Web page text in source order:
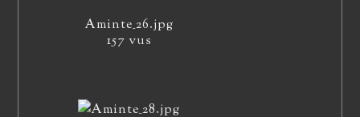
Aminte_26.jpg
157 vus